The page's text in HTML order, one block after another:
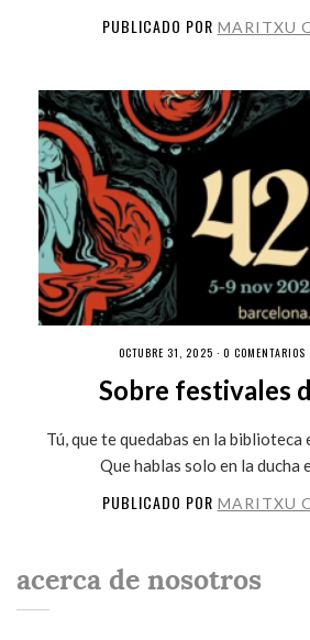
PUBLICADO POR MARITXU
OCTUBRE 31, 2025 · 0 COMENTARIOS
Sobre festivales
Tú, que te quedabas en la biblioteca
Que hablas solo en la ducha
PUBLICADO POR MARITXU
acerca de nosotros